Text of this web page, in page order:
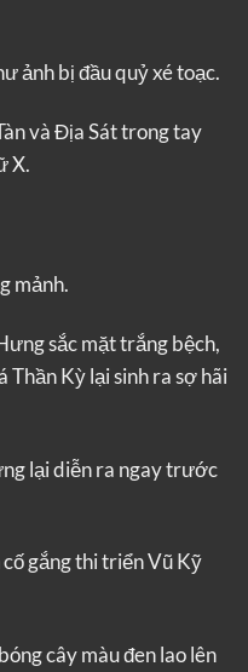
ảnh bị đầu quỷ xé toạc.
và Địa Sát trong tay
X.
mảnh.
sắc mặt trắng bệch,
Thần Kỳ lại sinh ra sợ hãi
lại diễn ra ngay trước
gắng thi triển Vũ Kỹ
cây màu đen lao lên